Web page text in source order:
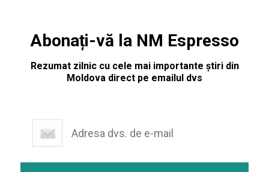
Abonați-vă la NM Espresso
Rezumat zilnic cu cele mai importante știri din
Moldova direct pe emailul dvs